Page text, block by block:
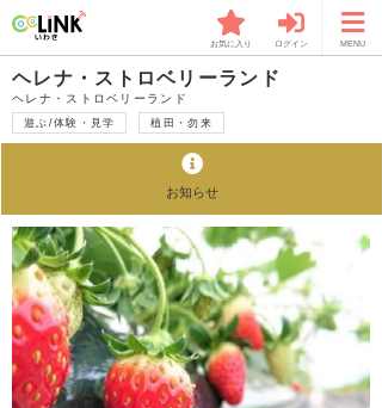
お気に入り ログイン MENU
ヘレナ・ストロベリーランド
ヘレナ・ストロベリーランド
遊ぶ/体験・見学 植田・勿来
お知らせ